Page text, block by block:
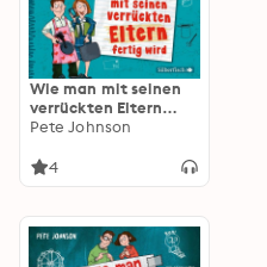
Wie man mit seinen
verrückten Eltern
fertig wird (Eltern 3)
Pete Johnson
4